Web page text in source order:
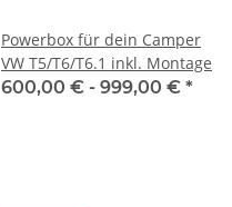
Powerbox für dein Camper
VW T5/T6/T6.1 inkl. Montage
600,00 € - 999,00 € *